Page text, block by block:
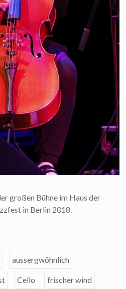
großen Bühne im Haus der
in Berlin 2018.
aussergwöhnlich
Cello frischer wind